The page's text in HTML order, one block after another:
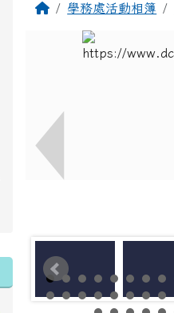
回首頁學務處活動相簿